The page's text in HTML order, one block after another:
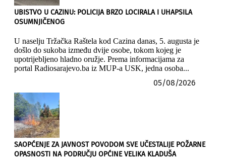
UBISTVO U CAZINU: POLICIJA BRZO LOCIRALA I UHAPSILA
OSUMNJIČENOG
U naselju Tržačka Raštela kod Cazina danas, 5. augusta je
došlo do sukoba između dvije osobe, tokom kojeg je
upotrijebljeno hladno oružje. Prema informacijama za
portal Radiosarajevo.ba iz MUP-a USK, jedna osoba...
05/08/2026
SAOPĆENJE ZA JAVNOST POVODOM SVE UČESTALIJE POŽARNE
OPASNOSTI NA PODRUČJU OPĆINE VELIKA KLADUŠA